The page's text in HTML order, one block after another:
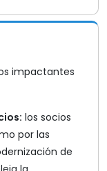
impactantes
los socios
por las
de